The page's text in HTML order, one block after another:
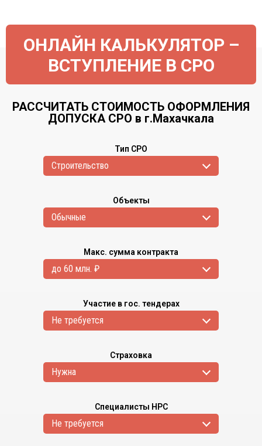
ОНЛАЙН КАЛЬКУЛЯТОР –
ВСТУПЛЕНИЕ В СРО
РАССЧИТАТЬ СТОИМОСТЬ ОФОРМЛЕНИЯ
ДОПУСКА СРО в г.Махачкала
Тип СРО
Cтроительство
Объекты
Обычные
Макс. сумма контракта
до 60 млн. ₽
Участие в гос. тендерах
Не требуется
Страховка
Нужна
Специалисты НРС
Не требуется